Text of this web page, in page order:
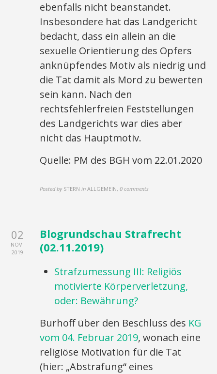
ebenfalls nicht beanstandet.
Insbesondere hat das Landgericht
bedacht, dass ein allein an die
sexuelle Orientierung des Opfers
anknüpfendes Motiv als niedrig und
die Tat damit als Mord zu bewerten
sein kann. Nach den
rechtsfehlerfreien Feststellungen
des Landgerichts war dies aber
nicht das Hauptmotiv.
Quelle: PM des BGH vom 22.01.2020
Posted by STERN in ALLGEMEIN,0 comments
02
NOV.
2019
Blogrundschau Strafrecht
(02.11.2019)
Strafzumessung III: Religiös
motivierte Körperverletzung,
oder: Bewährung?
Burhoff über den Beschluss des KG
vom 04. Februar 2019, wonach eine
religiöse Motivation für die Tat
(hier: „Abstrafung“ eines